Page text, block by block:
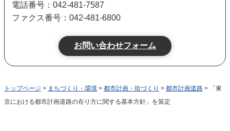
電話番号：042-481-7587
ファクス番号：042-481-6800
トップページ > まちづくり・環境 > 都市計画・街づくり > 都市計画道路 > 「東
京における都市計画道路の在り方に関する基本方針」を策定